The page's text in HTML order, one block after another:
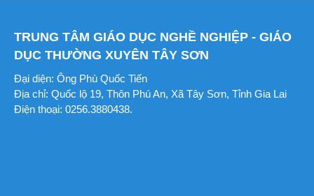
TRUNG TÂM GIÁO DỤC NGHỀ NGHIỆP - GIÁO
DỤC THƯỜNG XUYÊN TÂY SƠN
Đại diện: Ông Phù Quốc Tiến
Địa chỉ: Quốc lộ 19, Thôn Phú An, Xã Tây Sơn, Tỉnh Gia Lai
Điện thoại: 0256.3880438.